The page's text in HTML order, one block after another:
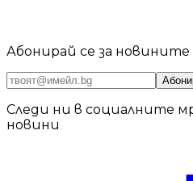
Абонирай се за
Следи ни в социалните
новини